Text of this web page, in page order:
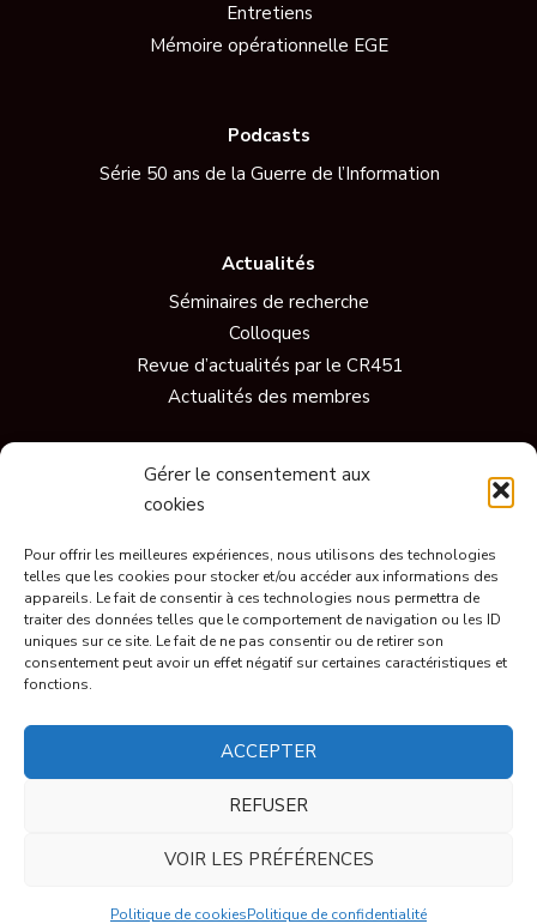
Gérer le consentement aux
cookies
Pour offrir les meilleures expériences, nous utilisons des technologies
telles que les cookies pour stocker et/ou accéder aux informations des
appareils. Le fait de consentir à ces technologies nous permettra de
traiter des données telles que le comportement de navigation ou les ID
uniques sur ce site. Le fait de ne pas consentir ou de retirer son
consentement peut avoir un effet négatif sur certaines caractéristiques et
fonctions.
ACCEPTER
REFUSER
VOIR LES PRÉFÉRENCES
Politique de cookiesPolitique de confidentialité
Entretiens
Mémoire opérationnelle EGE
Podcasts
Série 50 ans de la Guerre de l’Information
Actualités
Séminaires de recherche
Colloques
Revue d’actualités par le CR451
Actualités des membres
Vidéos
Conférences
Short
Ils parlent de nous
© CR451 2023, tous droits réservés.
Mentions légales
Politique de confidentialité